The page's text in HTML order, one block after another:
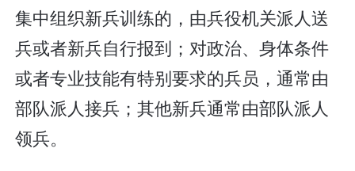
集中组织新兵训练的，由兵役机关派人送
兵或者新兵自行报到；对政治、身体条件
或者专业技能有特别要求的兵员，通常由
部队派人接兵；其他新兵通常由部队派人
领兵。